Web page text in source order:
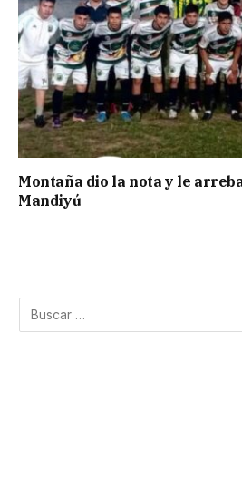
Montaña dio la nota y le
Mandiyú